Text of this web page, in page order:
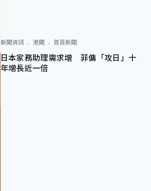
新聞資訊 港聞 首頁新聞
日本家務助理需求增 菲傭「攻日」十
年增長近一倍